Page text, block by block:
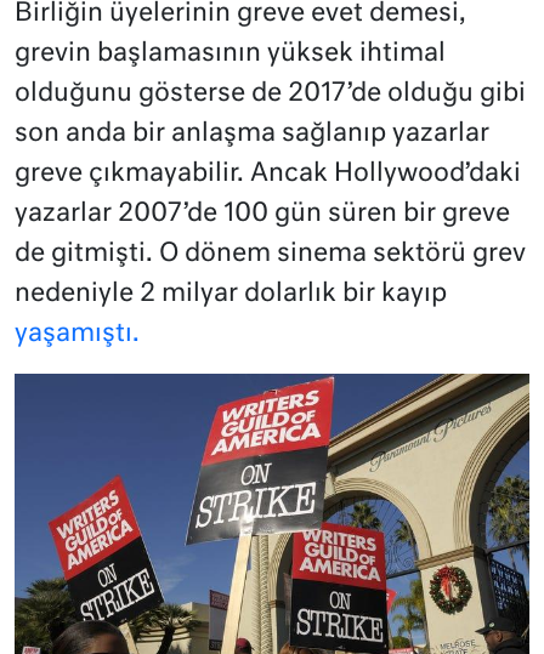
Birliğin üyelerinin greve evet demesi,
grevin başlamasının yüksek ihtimal
olduğunu gösterse de 2017’de olduğu gibi
son anda bir anlaşma sağlanıp yazarlar
greve çıkmayabilir. Ancak Hollywood’daki
yazarlar 2007’de 100 gün süren bir greve
de gitmişti. O dönem sinema sektörü grev
nedeniyle 2 milyar dolarlık bir kayıp
yaşamıştı.